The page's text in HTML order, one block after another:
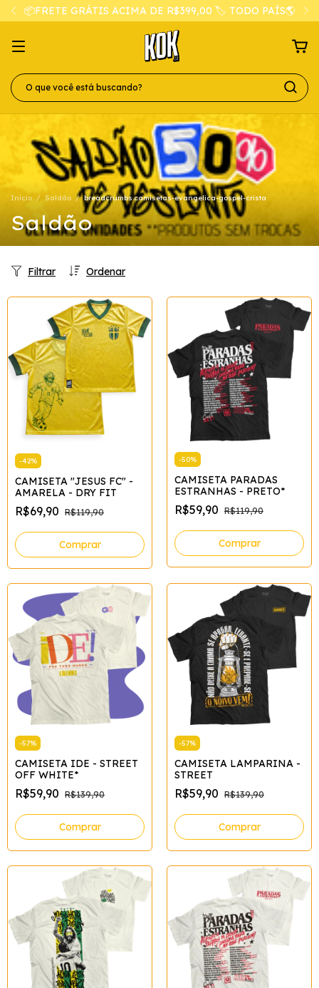
📦FRETE GRÁTIS ACIMA DE R$399,00 🏷️ TODO PAÍS🌎
Início / Saldão / breadcrumbs.camisetas-evangelica-gospel-crista
Saldão
Ordenar
Filtrar
-42%
CAMISETA "JESUS FC" -
AMARELA - DRY FIT
R$69,90 R$119,90
Comprar
-50%
CAMISETA PARADAS
ESTRANHAS - PRETO*
R$59,90 R$119,90
Comprar
-57%
CAMISETA IDE - STREET
OFF WHITE*
R$59,90 R$139,90
Comprar
-57%
CAMISETA LAMPARINA -
STREET
R$59,90 R$139,90
Comprar